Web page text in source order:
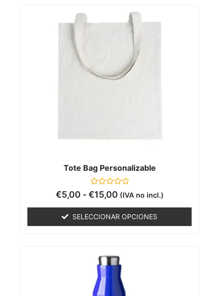
Tote Bag Personalizable
Valorado
con
5
€5,00 - €15,00 (IVA no incl.)
SELECCIONAR OPCIONES